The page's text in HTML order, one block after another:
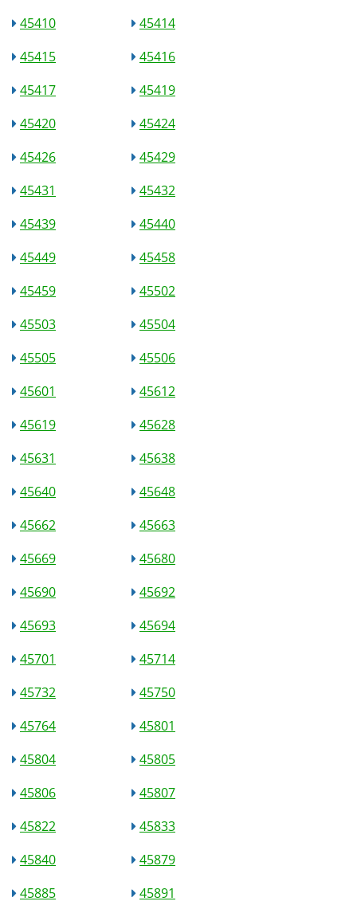
45410
45414
45415
45416
45417
45419
45420
45424
45426
45429
45431
45432
45439
45440
45449
45458
45459
45502
45503
45504
45505
45506
45601
45612
45619
45628
45631
45638
45640
45648
45662
45663
45669
45680
45690
45692
45693
45694
45701
45714
45732
45750
45764
45801
45804
45805
45806
45807
45822
45833
45840
45879
45885
45891